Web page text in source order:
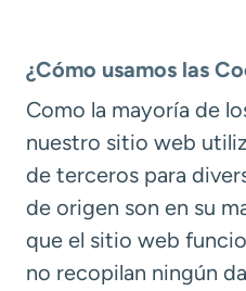
¿Cómo usamos las
Como la mayoría de
nuestro sitio web
de terceros para
de origen son en su
que el sitio web
no recopilan ningún